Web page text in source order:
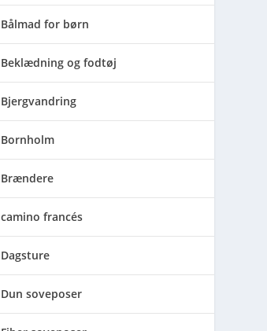
Bålmad for børn
Beklædning og fodtøj
Bjergvandring
Bornholm
Brændere
camino francés
Dagsture
Dun soveposer